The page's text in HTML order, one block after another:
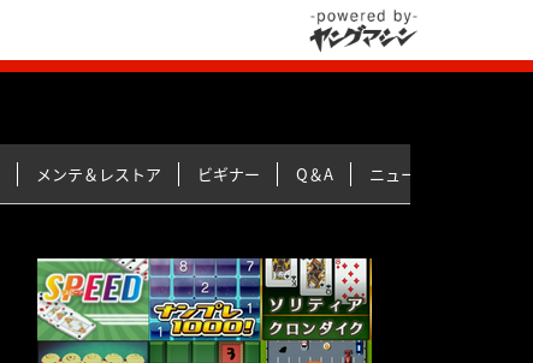
メンテ＆レストア ビギナー Q＆A ニュース＆トピックス